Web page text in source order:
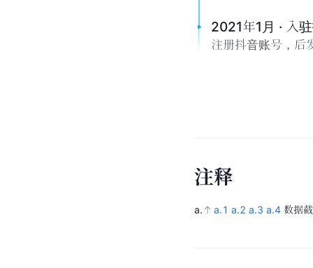
2021年1月 · 入
注册抖音账号，后
注释
a. a.1 a.2 a.3 a.4 数据